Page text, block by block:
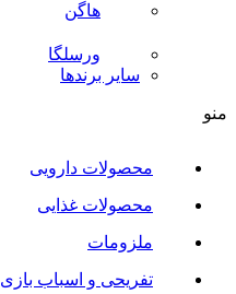
هاگن
ورسلگا
سایر برند‌ها
منو
محصولات دارویی
محصولات غذایی
ملزومات
تفریحی و اسباب بازی